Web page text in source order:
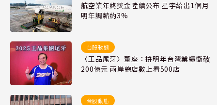
航空業年終獎金陸續公布 星宇給出1個月
明年調薪約3%
台股動態
〈王品尾牙〉董座：拚明年台灣業績衝破
200億元 兩岸總店數上看500店
台股動態